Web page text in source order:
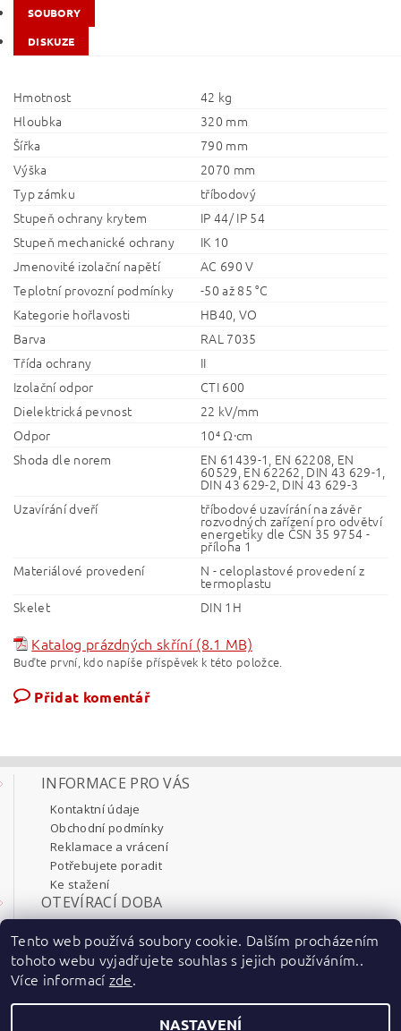
SOUBORY
DISKUZE
Hmotnost
42 kg
Hloubka
320 mm
Šířka
790 mm
Výška
2070 mm
Typ zámku
tříbodový
Stupeň ochrany krytem
IP 44/ IP 54
Stupeň mechanické ochrany
IK 10
Jmenovité izolační napětí
AC 690 V
Teplotní provozní podmínky
-50 až 85 °C
Kategorie hořlavosti
HB40, VO
Barva
RAL 7035
Třída ochrany
II
Izolační odpor
CTI 600
Dielektrická pevnost
22 kV/mm
Odpor
10⁴ Ω·cm
Shoda dle norem
EN 61439-1, EN 62208, EN
60529, EN 62262, DIN 43 629-1,
DIN 43 629-2, DIN 43 629-3
Uzavírání dveří
tříbodové uzavírání na závěr
rozvodných zařízení pro odvětví
energetiky dle ČSN 35 9754 -
příloha 1
Materiálové provedení
N - celoplastové provedení z
termoplastu
Skelet
DIN 1H
Katalog prázdných skříní (8.1 MB)
Buďte první, kdo napíše příspěvek k této položce.
Přidat komentář
INFORMACE PRO VÁS
Kontaktní údaje
Obchodní podmínky
Reklamace a vrácení
Potřebujete poradit
Ke stažení
OTEVÍRACÍ DOBA
Úterý 8:00 - 17:30
Středa 8:00 - 17:30
Čtvrtek 8:00 - 17:30
Pátek 8:00 - 17:30
Tento web používá soubory cookie. Dalším procházením
tohoto webu vyjadřujete souhlas s jejich používáním..
Více informací zde.
NASTAVENÍ